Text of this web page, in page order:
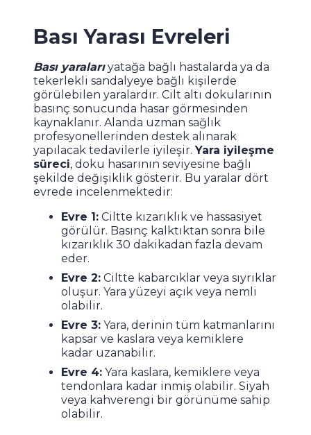
Bası Yarası Evreleri
Bası yaralarıyatağa bağlı hastalarda ya da
tekerlekli sandalyeye bağlı kişilerde
görülebilen yaralardır. Cilt altı dokularının
basınç sonucunda hasar görmesinden
kaynaklanır. Alanda uzman sağlık
profesyonellerinden destek alınarak
yapılacak tedavilerle iyileşir. Yara iyileşme
süreci, doku hasarının seviyesine bağlı
şekilde değişiklik gösterir. Bu yaralar dört
evrede incelenmektedir:
Evre 1: Ciltte kızarıklık ve hassasiyet
görülür. Basınç kalktıktan sonra bile
kızarıklık 30 dakikadan fazla devam
eder.
Evre 2: Ciltte kabarcıklar veya sıyrıklar
oluşur. Yara yüzeyi açık veya nemli
olabilir.
Evre 3: Yara, derinin tüm katmanlarını
kapsar ve kaslara veya kemiklere
kadar uzanabilir.
Evre 4: Yara kaslara, kemiklere veya
tendonlara kadar inmiş olabilir. Siyah
veya kahverengi bir görünüme sahip
olabilir.